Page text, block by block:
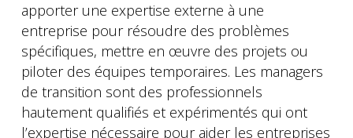
apporter une expertise externe à une
entreprise pour résoudre des problèmes
spécifiques, mettre en œuvre des projets ou
piloter des équipes temporaires. Les managers
de transition sont des professionnels
hautement qualifiés et expérimentés qui ont
l’expertise nécessaire pour aider les entreprises